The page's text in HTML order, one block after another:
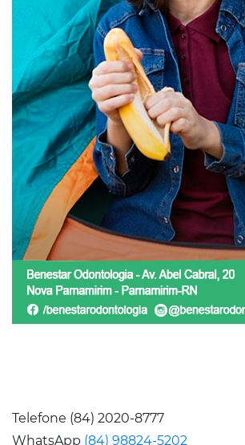
Telefone (84) 2020-8777
WhatsApp (84) 98824-5202